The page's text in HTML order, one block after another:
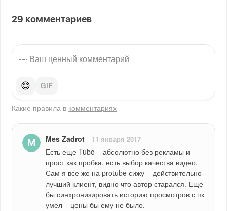
29 комментариев
😊
Какие правила в комментариях
Mes Zadrot 11 января 2017
Есть еще Tubo – абсолютно без рекламы и
прост как пробка, есть выбор качества видео.
Сам я все же на protube сижу – действительно
лучший клиент, видно что автор старался. Еще
бы синхронизировать историю просмотров с пк
умел – цены бы ему не было.